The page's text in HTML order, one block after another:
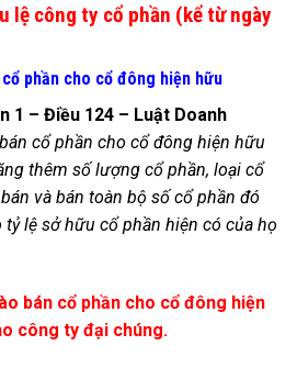
lệ công ty cổ phần (kể từ ngày
phần cho cổ đông hiện hữu
1 – Điều 124 – Luật Doanh
cổ phần cho cổ đông hiện hữu
thêm số lượng cổ phần, loại cổ
và bán toàn bộ số cổ phần đó
lệ sở hữu cổ phần hiện có của họ
bán cổ phần cho cổ đông hiện
công ty đại chúng.